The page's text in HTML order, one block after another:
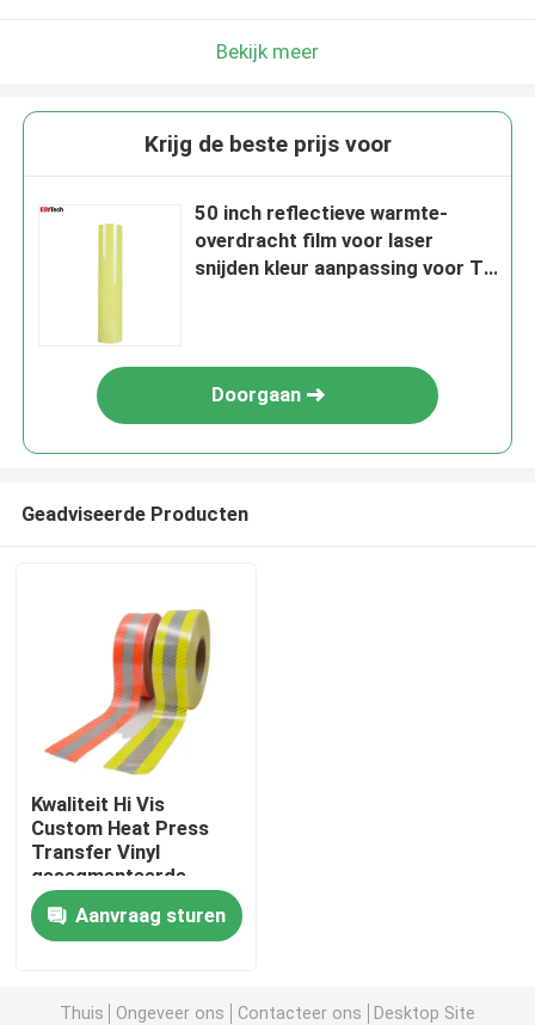
Thuis
Producten
Over ons
Bekijk meer
Krijg de beste prijs voor
50 inch reflectieve warmte-
overdracht film voor laser
snijden kleur aanpassing voor T-
Doorgaan
Geadviseerde Producten
Kwaliteit Hi Vis
Custom Heat Press
Transfer Vinyl
gesegmenteerde
reflecterende tape
voor kleding
Aanvraag sturen
Thuis Ongeveer ons Contacteer ons Desktop Site